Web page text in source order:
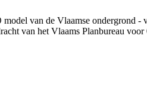
van de Vlaamse ondergrond
van het Vlaams Planbureau